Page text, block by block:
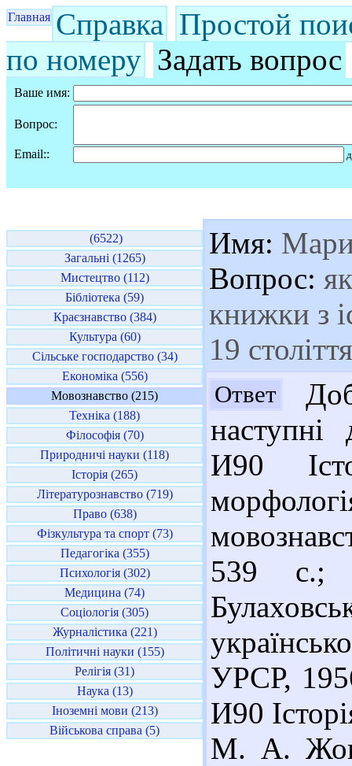
Главная Справка Простой
по номеру Задать вопрос
Ваше имя:
Вопрос:
Email::
(6522)
Загальні (1265)
Мистецтво (112)
Бібліотека (59)
Краєзнавство (384)
Культура (60)
Сільське господарство (34)
Економіка (556)
Мовознавство (215)
Техніка (188)
Філософія (70)
Природничі науки (118)
Історія (265)
Літературознавство (719)
Право (638)
Фізкультура та спорт (73)
Педагогіка (355)
Психологія (302)
Медицина (74)
Соціологія (305)
Журналістика (221)
Політичні науки (155)
Релігія (31)
Наука (13)
Іноземні мови (213)
Військова справа (5)
Имя:
Вопрос:
книжки з
19
Ответ
И90
539 с.;
УРСР,
И90
М. А.